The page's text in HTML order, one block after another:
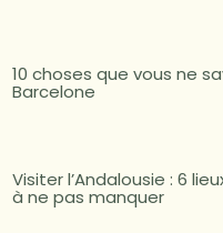
10 choses que vous ne
Barcelone
Visiter l’Andalousie : 6
à ne pas manquer